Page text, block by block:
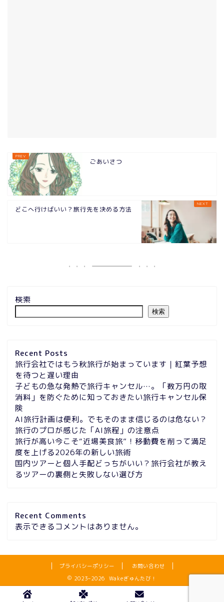
ごあいさつ
どこへ行けばいい？旅行先を決める方法
検索
検索
Recent Posts
旅行会社ではもう秋旅行が始まっています｜紅葉予想
を待つと遅い理由
子どもの急な発熱で旅行キャンセル…。「数万円の取
消料」を防ぐために知っておきたい旅行キャンセル保
険
AI旅行計画は便利。でもそのまま信じるのは危ない？
旅行のプロが感じた「AI旅程」の注意点
旅行が高い今こそ“近場美食旅”！移動費を削って満足
度を上げる2026年の新しい旅術
国内ツアーと個人手配どっちがいい？旅行会社が教え
るツアーの裏側と失敗しない選び方
Recent Comments
表示できるコメントはありません。
プライバシーポリシー
お問い合わせ
2023–2026 Wakeぎゅんたび！